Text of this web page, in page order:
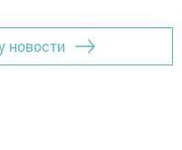
новости